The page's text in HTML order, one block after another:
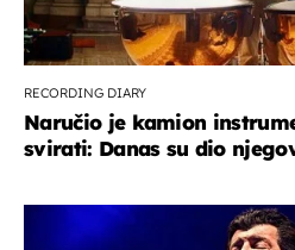
RECORDING DIARY
Naručio je kamion
svirati: Danas su dio